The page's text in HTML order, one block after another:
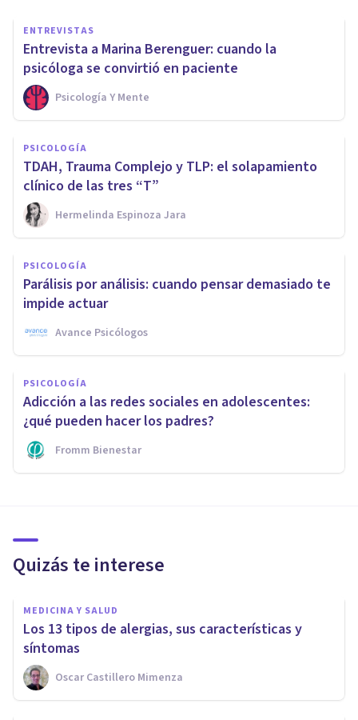
ENTREVISTAS
Entrevista a Marina Berenguer: cuando la
psicóloga se convirtió en paciente
Psicología Y Mente
PSICOLOGÍA
TDAH, Trauma Complejo y TLP: el solapamiento
clínico de las tres “T”
Hermelinda Espinoza Jara
PSICOLOGÍA
Parálisis por análisis: cuando pensar demasiado te
impide actuar
Avance Psicólogos
PSICOLOGÍA
Adicción a las redes sociales en adolescentes:
¿qué pueden hacer los padres?
Fromm Bienestar
Quizás te interese
MEDICINA Y SALUD
Los 13 tipos de alergias, sus características y
síntomas
Oscar Castillero Mimenza